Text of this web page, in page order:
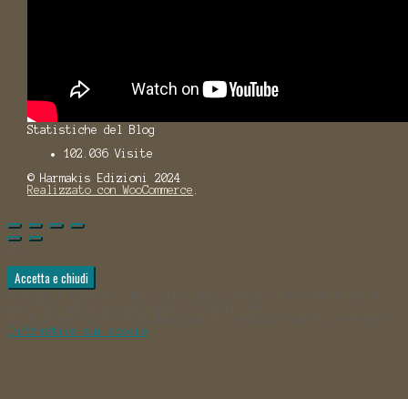
Statistiche del Blog
102.036 Visite
© Harmakis Edizioni 2024
Realizzato con WooCommerce
Informativa sui cookie